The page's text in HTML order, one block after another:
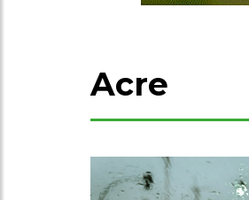
Acre